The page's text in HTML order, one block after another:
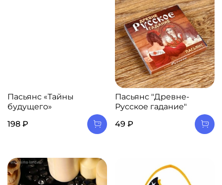
Пасьянс «Тайны
будущего»
198 ₽
Пасьянс "Древне-
Русское гадание"
49 ₽